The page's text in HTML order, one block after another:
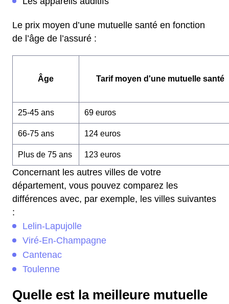
Le prix moyen d’une mutuelle santé en fonction
de l’âge de l’assuré :
Âge Tarif moyen d'une mutuelle santé
25-45 ans 69 euros
66-75 ans 124 euros
Plus de 75 ans 123 euros
Concernant les autres villes de votre
département, vous pouvez comparez les
différences avec, par exemple, les villes suivantes
:
Lelin-Lapujolle
Viré-En-Champagne
Cantenac
Toulenne
Quelle est la meilleure mutuelle